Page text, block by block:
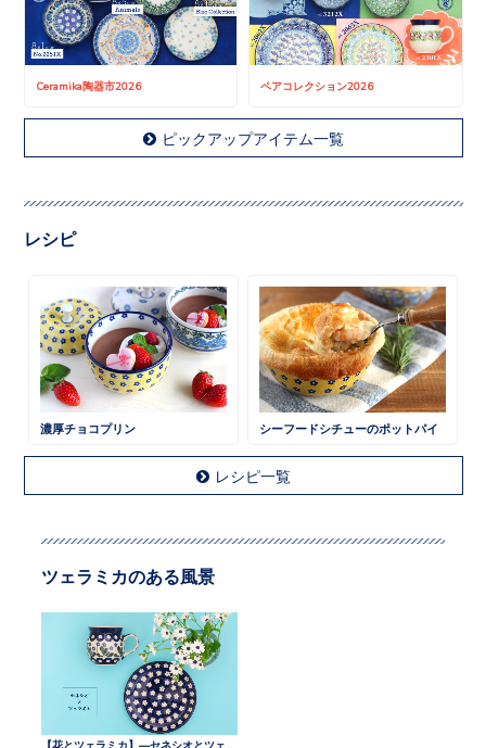
Ceramika陶器市2026 ペアコレクション2026
ピックアップアイテム一覧
レシピ
濃厚チョコプリン シーフードシチューのポットパイ
レシピ一覧
ツェラミカのある風景